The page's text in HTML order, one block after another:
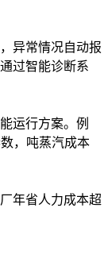
异常情况自动报
过智能诊断系
运行方案。例
，吨蒸汽成本
年省人力成本超